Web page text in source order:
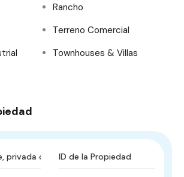
Rancho
Terreno Comercial
Townhouses & Villas